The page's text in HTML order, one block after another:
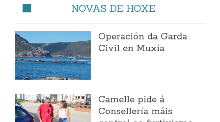
NOVAS DE HOXE
Operación da Garda
Civil en Muxía
Camelle pide á
Consellería máis